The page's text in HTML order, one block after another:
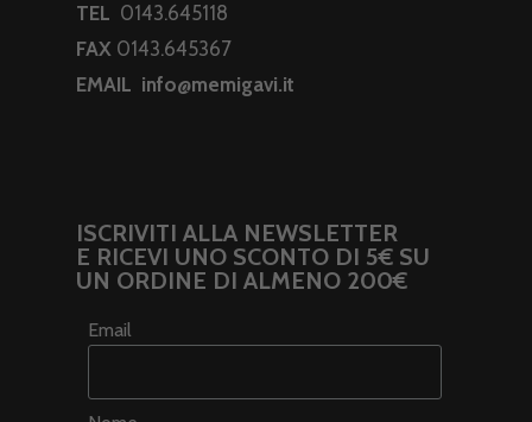
TEL 0143.645118
FAX 0143.645367
EMAIL info@memigavi.it
ISCRIVITI ALLA NEWSLETTER
E RICEVI UNO SCONTO DI 5€ SU
UN ORDINE DI ALMENO 200€
Email